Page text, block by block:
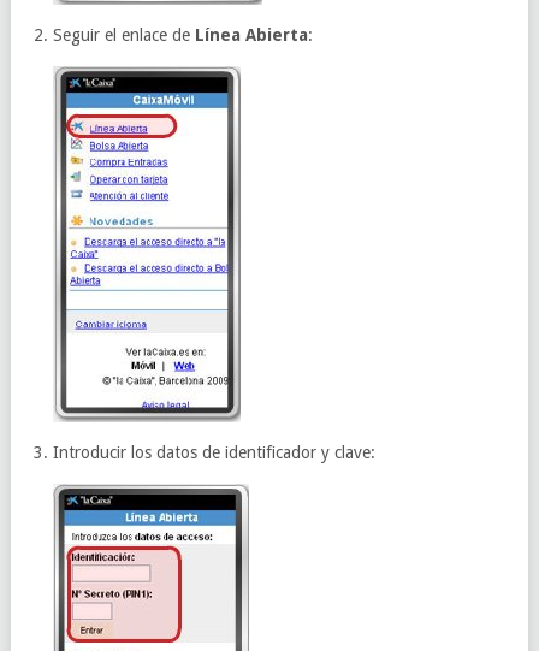
Seguir el enlace de Línea Abierta:
Introducir los datos de identificador y clave: